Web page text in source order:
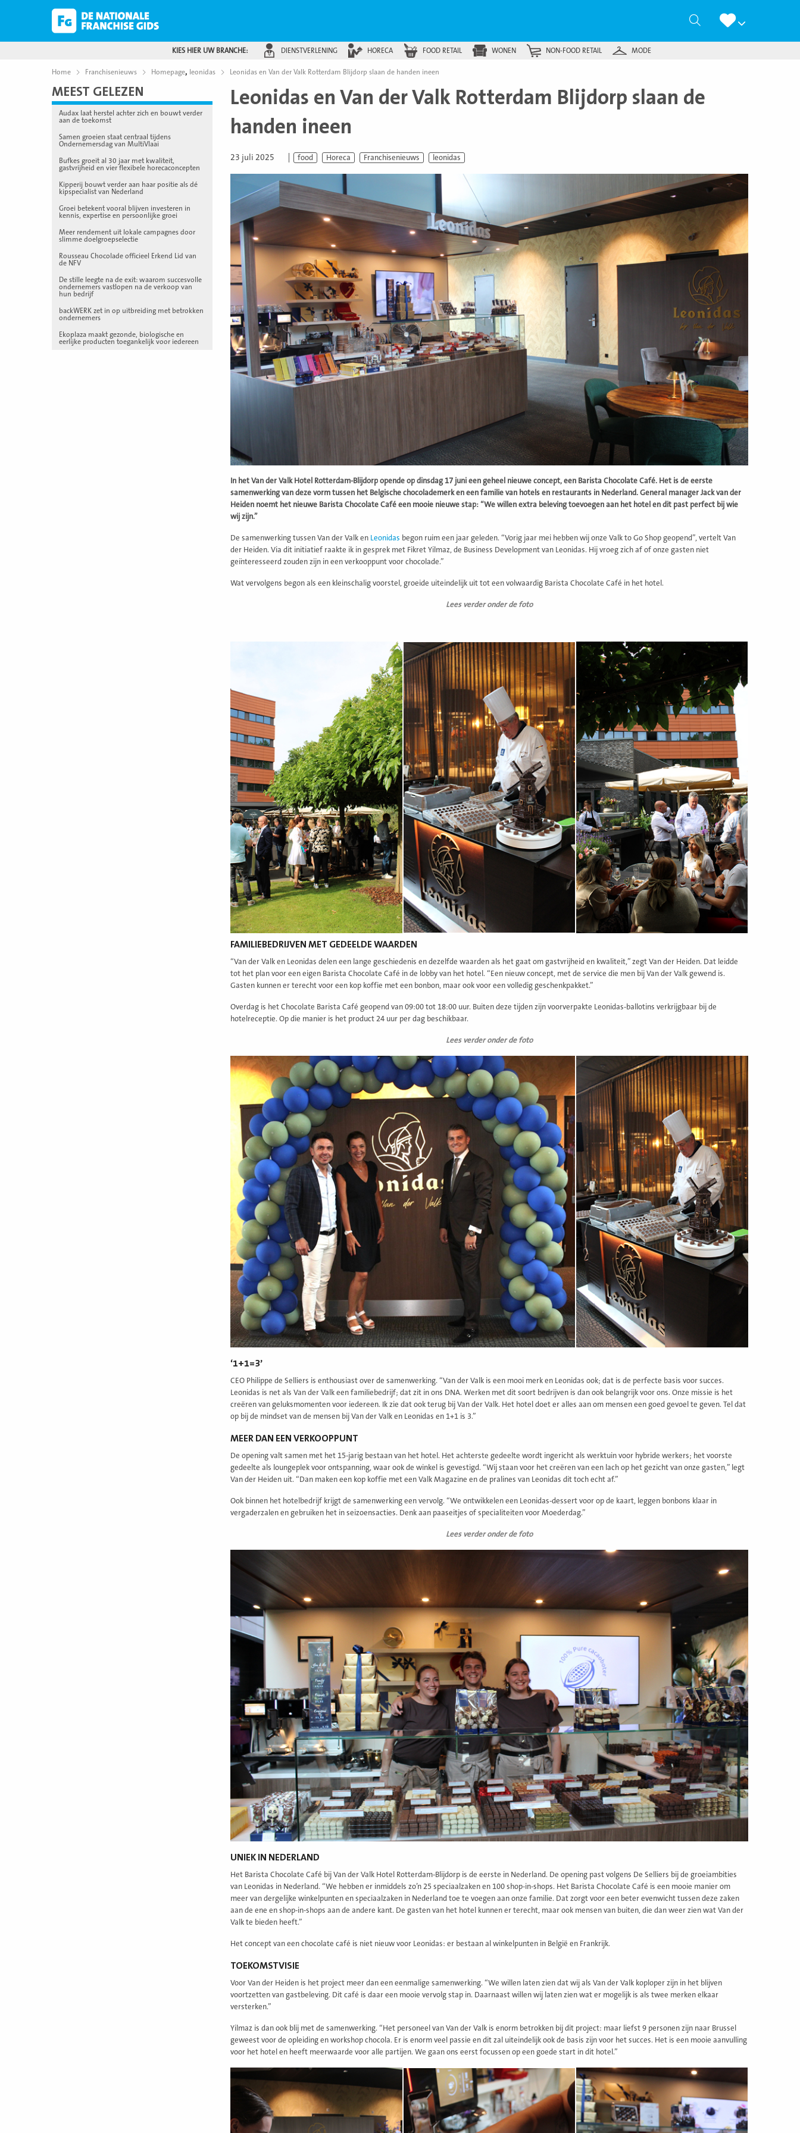
Zoeken
KIES HIER UW BRANCHE: DIENSTVERLENING HORECA FOOD RETAIL WONEN NON-FOOD RETAIL MODE
Home Franchisenieuws Homepage, leonidas Leonidas en Van der Valk Rotterdam Blijdorp slaan de handen ineen
MEEST GELEZEN
Audax laat herstel achter zich en bouwt verder
aan de toekomst
Samen groeien staat centraal tijdens
Ondernemersdag van MultiVlaai
Bufkes groeit al 30 jaar met kwaliteit,
gastvrijheid en vier flexibele horecaconcepten
Kipperij bouwt verder aan haar positie als dé
kipspecialist van Nederland
Groei betekent vooral blijven investeren in
kennis, expertise en persoonlijke groei
Meer rendement uit lokale campagnes door
slimme doelgroepselectie
Rousseau Chocolade officieel Erkend Lid van
de NFV
De stille leegte na de exit: waarom succesvolle
ondernemers vastlopen na de verkoop van
hun bedrijf
backWERK zet in op uitbreiding met betrokken
ondernemers
Ekoplaza maakt gezonde, biologische en
eerlijke producten toegankelijk voor iedereen
Leonidas en Van der Valk Rotterdam Blijdorp slaan de
handen ineen
23 juli 2025 food Horeca Franchisenieuws leonidas
In het Van der Valk Hotel Rotterdam-Blijdorp opende op dinsdag 17 juni een geheel nieuwe concept, een Barista Chocolate Café. Het is de eerste
samenwerking van deze vorm tussen het Belgische chocolademerk en een familie van hotels en restaurants in Nederland. General manager Jack van der
Heiden noemt het nieuwe Barista Chocolate Café een mooie nieuwe stap: “We willen extra beleving toevoegen aan het hotel en dit past perfect bij wie
wij zijn.”
De samenwerking tussen Van der Valk en Leonidas begon ruim een jaar geleden. “Vorig jaar mei hebben wij onze Valk to Go Shop geopend”, vertelt Van
der Heiden. Via dit initiatief raakte ik in gesprek met Fikret Yilmaz, de Business Development van Leonidas. Hij vroeg zich af of onze gasten niet
geïnteresseerd zouden zijn in een verkooppunt voor chocolade.”
Wat vervolgens begon als een kleinschalig voorstel, groeide uiteindelijk uit tot een volwaardig Barista Chocolate Café in het hotel.
Lees verder onder de foto
FAMILIEBEDRIJVEN MET GEDEELDE WAARDEN
“Van der Valk en Leonidas delen een lange geschiedenis en dezelfde waarden als het gaat om gastvrijheid en kwaliteit,” zegt Van der Heiden. Dat leidde
tot het plan voor een eigen Barista Chocolate Café in de lobby van het hotel. “Een nieuw concept, met de service die men bij Van der Valk gewend is.
Gasten kunnen er terecht voor een kop koffie met een bonbon, maar ook voor een volledig geschenkpakket.”
Overdag is het Chocolate Barista Café geopend van 09:00 tot 18:00 uur. Buiten deze tijden zijn voorverpakte Leonidas-ballotins verkrijgbaar bij de
hotelreceptie. Op die manier is het product 24 uur per dag beschikbaar.
Lees verder onder de foto
‘1+1=3’
CEO Philippe de Selliers is enthousiast over de samenwerking. “Van der Valk is een mooi merk en Leonidas ook; dat is de perfecte basis voor succes.
Leonidas is net als Van der Valk een familiebedrijf; dat zit in ons DNA. Werken met dit soort bedrijven is dan ook belangrijk voor ons. Onze missie is het
creëren van geluksmomenten voor iedereen. Ik zie dat ook terug bij Van der Valk. Het hotel doet er alles aan om mensen een goed gevoel te geven. Tel dat
op bij de mindset van de mensen bij Van der Valk en Leonidas en 1+1 is 3.”
MEER DAN EEN VERKOOPPUNT
De opening valt samen met het 15-jarig bestaan van het hotel. Het achterste gedeelte wordt ingericht als werktuin voor hybride werkers; het voorste
gedeelte als loungeplek voor ontspanning, waar ook de winkel is gevestigd. “Wij staan voor het creëren van een lach op het gezicht van onze gasten,” legt
Van der Heiden uit. “Dan maken een kop koffie met een Valk Magazine en de pralines van Leonidas dit toch echt af.”
Ook binnen het hotelbedrijf krijgt de samenwerking een vervolg. “We ontwikkelen een Leonidas-dessert voor op de kaart, leggen bonbons klaar in
vergaderzalen en gebruiken het in seizoensacties. Denk aan paaseitjes of specialiteiten voor Moederdag.”
Lees verder onder de foto
UNIEK IN NEDERLAND
Het Barista Chocolate Café bij Van der Valk Hotel Rotterdam-Blijdorp is de eerste in Nederland. De opening past volgens De Selliers bij de groeiambities
van Leonidas in Nederland. “We hebben er inmiddels zo’n 25 speciaalzaken en 100 shop-in-shops. Het Barista Chocolate Café is een mooie manier om
meer van dergelijke winkelpunten en speciaalzaken in Nederland toe te voegen aan onze familie. Dat zorgt voor een beter evenwicht tussen deze zaken
aan de ene en shop-in-shops aan de andere kant. De gasten van het hotel kunnen er terecht, maar ook mensen van buiten, die dan weer zien wat Van der
Valk te bieden heeft.”
Het concept van een chocolate café is niet nieuw voor Leonidas: er bestaan al winkelpunten in België en Frankrijk.
TOEKOMSTVISIE
Voor Van der Heiden is het project meer dan een eenmalige samenwerking. “We willen laten zien dat wij als Van der Valk koploper zijn in het blijven
voortzetten van gastbeleving. Dit café is daar een mooie vervolg stap in. Daarnaast willen wij laten zien wat er mogelijk is als twee merken elkaar
versterken.”
Yilmaz is dan ook blij met de samenwerking. “Het personeel van Van der Valk is enorm betrokken bij dit project: maar liefst 9 personen zijn naar Brussel
geweest voor de opleiding en workshop chocola. Er is enorm veel passie en dit zal uiteindelijk ook de basis zijn voor het succes. Het is een mooie aanvulling
voor het hotel en heeft meerwaarde voor alle partijen. We gaan ons eerst focussen op een goede start in dit hotel.”